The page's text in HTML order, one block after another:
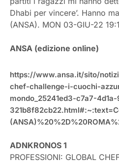
Dhabi per vincere’. Hanno
(ANSA). MON 03-GIU-22
ANSA (edizione online)
https://www.ansa.it/sito/
chef-challenge-i-cuochi-
mondo_25241ed3-c7a7-
ADNKRONOS 1
PROFESSIONI: GLOBAL